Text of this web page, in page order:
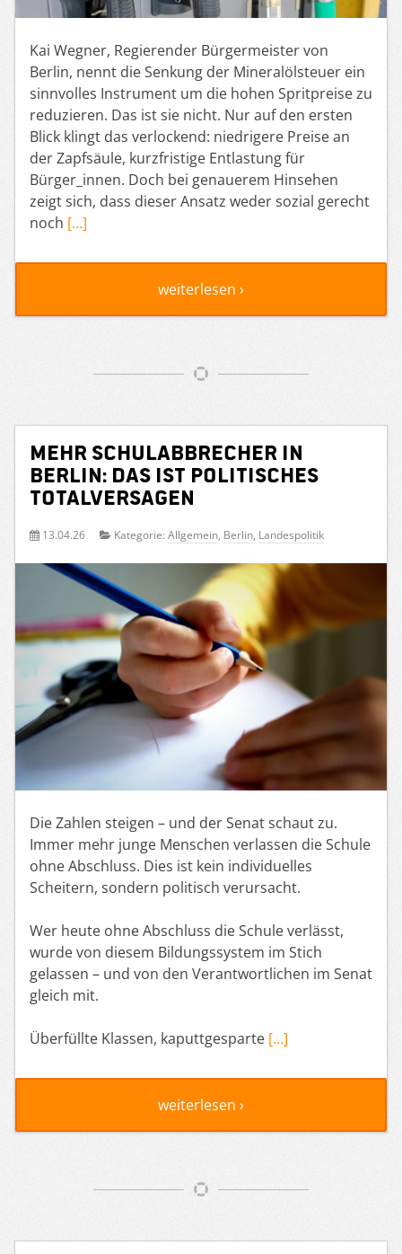
Kai Wegner, Regierender Bürgermeister von
Berlin, nennt die Senkung der Mineralölsteuer ein
sinnvolles Instrument um die hohen Spritpreise zu
reduzieren. Das ist sie nicht. Nur auf den ersten
Blick klingt das verlockend: niedrigere Preise an
der Zapfsäule, kurzfristige Entlastung für
Bürger_innen. Doch bei genauerem Hinsehen
zeigt sich, dass dieser Ansatz weder sozial gerecht
noch […]
weiterlesen ›
Mehr Schulabbrecher in
Berlin: Das ist politisches
Totalversagen
13.04.26 Kategorie: Allgemein, Berlin, Landespolitik
Die Zahlen steigen – und der Senat schaut zu.
Immer mehr junge Menschen verlassen die Schule
ohne Abschluss. Dies ist kein individuelles
Scheitern, sondern politisch verursacht.
Wer heute ohne Abschluss die Schule verlässt,
wurde von diesem Bildungssystem im Stich
gelassen – und von den Verantwortlichen im Senat
gleich mit.
Überfüllte Klassen, kaputtgesparte […]
weiterlesen ›